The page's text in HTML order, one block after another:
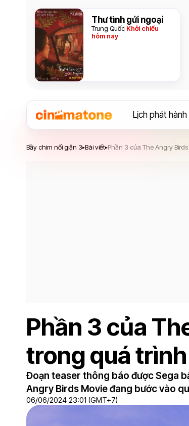
Thư tình gửi ngoại
Trung Quốc Khởi chiếu
hôm nay
Lịch phát hành
Bầy chim nổi giận 3▸Bài viết▸Phần 3 của The Angry
Phần 3 của
trong quá
Đoạn teaser thông báo được Sega
Angry Birds Movie đang bước vào
06/06/2024 23:01 (GMT+7)